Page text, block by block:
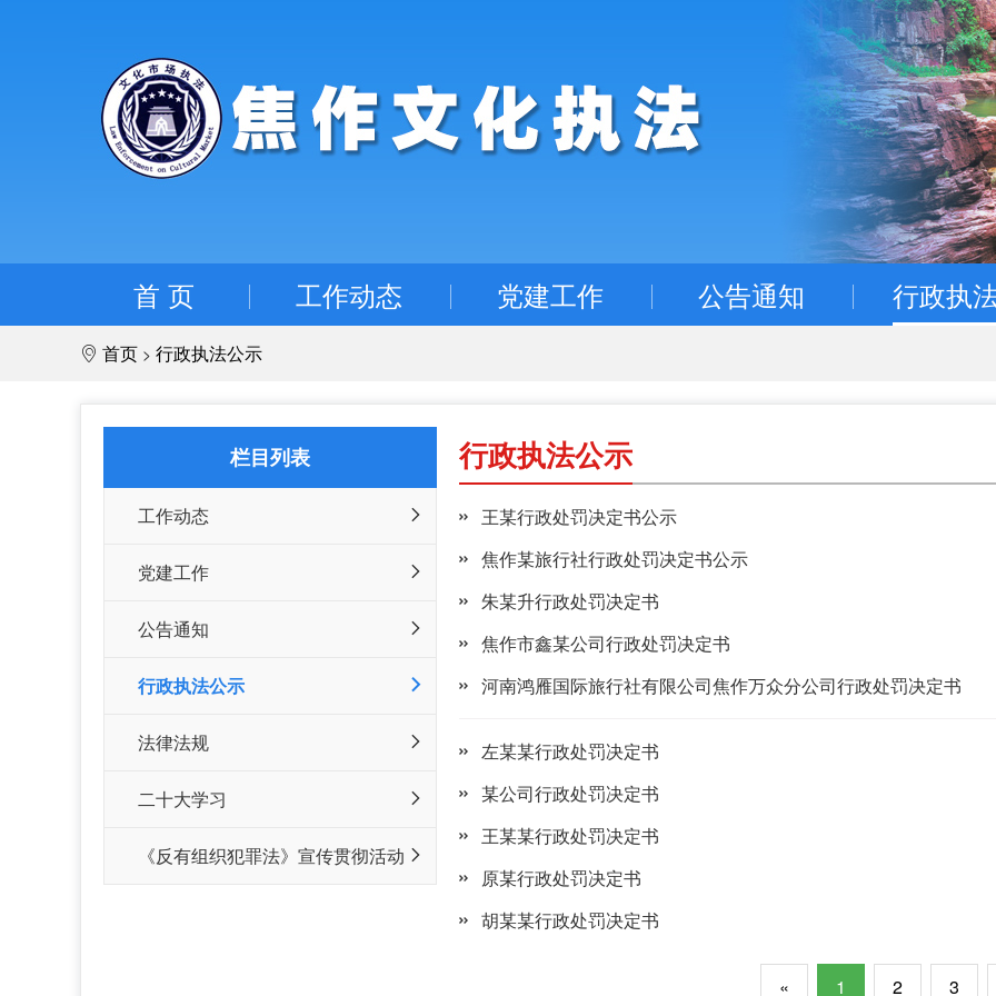
首 页 工作动态 党建工作 公告通知 行政执
首页 > 行政执法公示
栏目列表
工作动态
党建工作
公告通知
行政执法公示
法律法规
二十大学习
《反有组织犯罪法》宣传贯彻活动
行政执法公示
王某行政处罚决定书公示
焦作某旅行社行政处罚决定书公示
朱某升行政处罚决定书
焦作市鑫某公司行政处罚决定书
河南鸿雁国际旅行社有限公司焦作万众分公司行政处罚决定书
左某某行政处罚决定书
某公司行政处罚决定书
王某某行政处罚决定书
原某行政处罚决定书
胡某某行政处罚决定书
« 1 2 3